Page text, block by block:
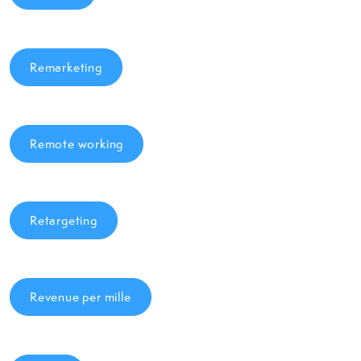
Remarketing
Remote working
Retargeting
Revenue per mille